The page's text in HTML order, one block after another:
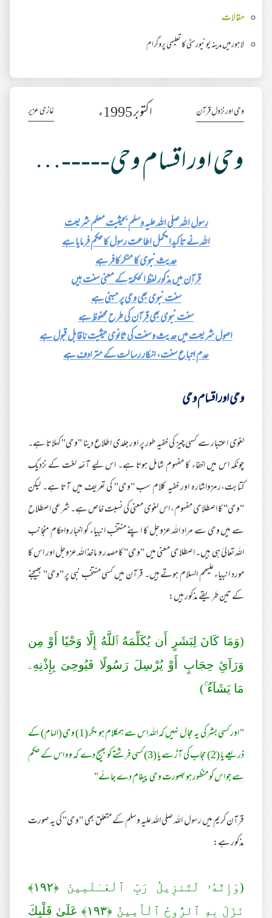
مقالات
لاہور میں مدینہ یونیورسٹی کا تعلیمی پروگرام
وحی اور نزولِ قرآن اکتوبر 1995ء غازی عزیر
وحی اور اقسام وحی-----وحی متلو اور غیر متلو میں فرق
رسول اللہ صلی اللہ علیہ وسلم بحیثیت معلم شریعت
اللہ نے تاکیدا مکمل اطاعت رسول کا حکم فرمایا ہے
حدیث نبوی کا منکر کافر ہے
قرآن میں مذکور لفظ الحکمۃ کے معنی سنت ہیں
سنت نبوی بھی وحی پر مبنی ہے
سنت نبوی بھی قرآن کی طرح محفوظ ہے
اصول شریعت میں حدیث و سنت کی ثانوی حیثیت ناقابل قبول ہے
عدم اتباع سنت، انکار رسالت کے مترادف ہے
وحی اور اقسام وحی
لغوی اعتبار سے کسی چیز کی خفیہ طور پر اور جلدی اطلاع دینا "وحی" کہلاتا ہے۔
چونکہ اس میں اخفاء کا مفہوم شامل ہوتا ہے۔ اس لیے آئمہ لغت کے نزدیک
کتابت،رمزواشارہ اور خفیہ کلام سب "وحی" کی تعریف میں آتا ہے۔ لیکن
"وحی" کا اصطلاحی مفہوم، اس لغوی معنی کی نسبت خاص ہے۔ شرعی اصطلاح
سے میں وحی سے مراد اللہ عزوجل کا اپنے منتخب انبیاء کو اخبار واحکام منجانب
اللہ تعالیٰ ہی ہیں۔ اصطلاحی معنی میں "وحی" کا مصدر و ماخذ اللہ عزوجل اور اس کا
مورد انبیاء علیھم السلام ہوتے ہیں۔ قرآن میں کسی منتخب نبی پر "وحی" بھیجنے
کے تین طریقے مذکور ہیں:
(وَمَا كَانَ لِبَشَرٍ‌ أَن يُكَلِّمَهُ ٱللَّهُ إِلَّا وَحْيًا أَوْ مِن
وَرَ‌آئِ حِجَابٍ أَوْ يُرْ‌سِلَ رَ‌سُولًا فَيُوحِىَ بِإِذْنِهِۦ
مَا يَشَآءُ ۚ)
" اور کسی بشر کی یہ مجال نہیں کہ اللہ اس سے ہمکلام ہو مگر (1) وحی (الہام) کے
ذریعے یا (2) حجاب کی آڑ سے یا (3) کسی فرشتے کو بھیج دے کہ وہ اس کے حکم
سے جو اس کو منظور ہو بصورت وحی پیغام دے جائے"
قرآن کریم میں رسول اللہ صلی اللہ علیہ وسلم کے متعلق بھی "وحی" کی یہ صورت
مذکور ہے:
(وَإِنَّهُۥ لَتَنزِيلُ رَ‌بِّ ٱلْعَـٰلَمِينَ ﴿١٩٢﴾
نَزَلَ بِهِ ٱلرُّ‌وحُ ٱلْأَمِينُ ﴿١٩٣﴾ عَلَىٰ قَلْبِكَ